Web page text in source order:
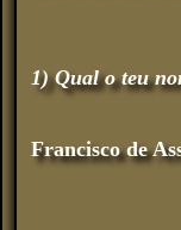
1) Qual o teu
Francisco de